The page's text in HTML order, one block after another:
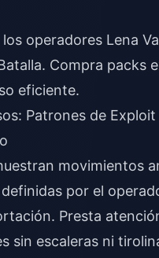
operadores Lena
Compra packs
eficiente.
Patrones de Exploit
movimientos
por el
Presta
sin escaleras ni